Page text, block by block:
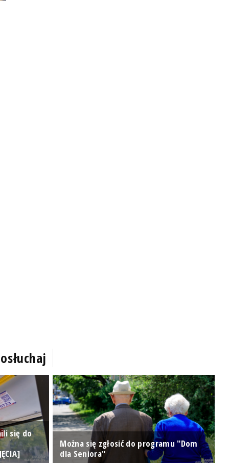
się do
Można się zgłosić do programu "Dom
dla Seniora"